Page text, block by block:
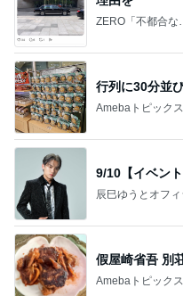
ZERO「不都合な
行列に30分並
Amebaトピックス
9/10【イベン
辰巳ゆうとオフ
假屋崎省吾 別
Amebaトピックス